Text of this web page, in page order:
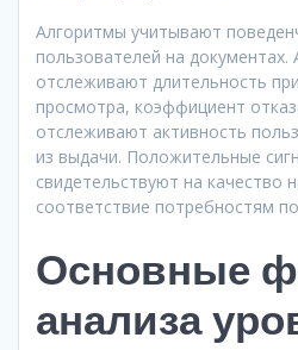
Алгоритмы учитывают
пользователей на документах.
отслеживают длительность
просмотра, коэффициент
отслеживают активность
из выдачи. Положительные
свидетельствуют на качество
соответствие потребностям
Основные
анализа